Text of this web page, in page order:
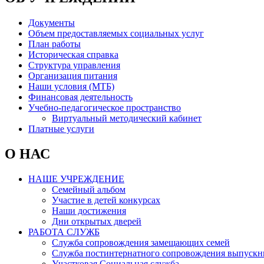
Документы
Объем предоставляемых социальных услуг
План работы
Историческая справка
Структура управления
Организация питания
Наши условия (МТБ)
Финансовая деятельность
Учебно-педагогическое пространство
Виртуальный методический кабинет
Платные услуги
О НАС
НАШЕ УЧРЕЖДЕНИЕ
Семейный альбом
Участие в детей конкурсах
Наши достижения
Дни открытых дверей
РАБОТА СЛУЖБ
Служба сопровождения замещающих семей
Служба постинтернатного сопровождения